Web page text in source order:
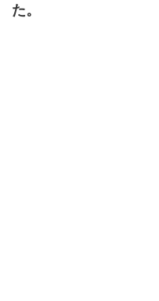
た。